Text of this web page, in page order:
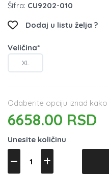
Šifra: CU9202-010
Dodaj u listu želja ?
Veličina*
XL
Odaberite opciju iznad
6658.00 RSD
Unesite količinu